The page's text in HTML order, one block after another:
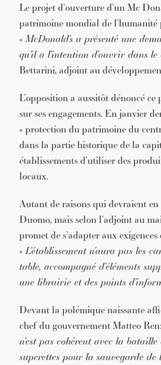
Le projet d’ouverture d’un Mc
patrimoine mondial de l’humanité
«McDonald’s a présenté une
qu’il a l’intention d’ouvrir dans
Bettarini, adjoint au
L’opposition a aussitôt dénoncé
sur ses engagements. En janvier
« protection du patrimoine du
dans la partie historique de la
établissements d’utiliser des
locaux.
Autant de raisons qui devraient
Duomo, mais selon l’adjoint au
promet de s’adapter aux
«L’établissement n’aura pas les
table, accompagné d’éléments
une librairie et des points
Devant la polémique naissante
chef du gouvernement Matteo
n’est pas cohérent avec la
superettes pour la sauvegarde